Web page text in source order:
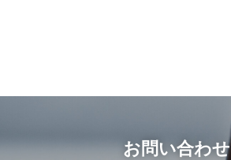
お問い合わせ